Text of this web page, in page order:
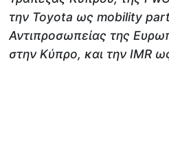
την Toyota ως mobility
Αντιπροσωπείας της
στην Κύπρο, και την IMR